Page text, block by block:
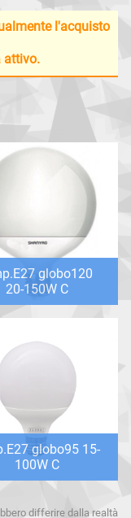
l'acquisto
attivo.
globo120
20-150W C
globo95 15-
100W C
differire dalla realtà